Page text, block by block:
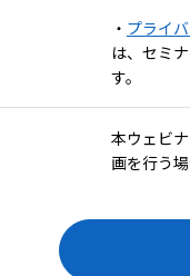
・ プライ
は、セミ
す。
本ウェビ
画を行う